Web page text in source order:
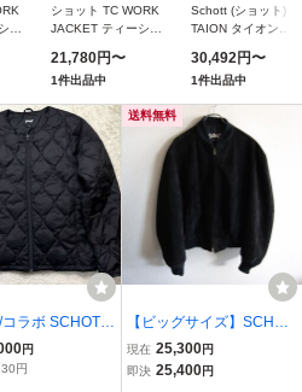
ー
ショット TC WORK
JACKET ティーシー
3112055 メンズ XL
009 BLACK
21,780円〜
1件出品中
Schott (ショット) X
TAION タイオン
RIDERS DOWN JKT
シングルライダース
ダウンジャケット
色
30,492円〜
1件出品中
ラボ SCHOTT
TAION タイオン
ウンジャケッ
円
円
送料無料
【ビッグサイズ】SCHOT
T【スウェード レザー ブ
ルゾン】44 USA製 ブラ
現在 25,300円
即決 25,400円